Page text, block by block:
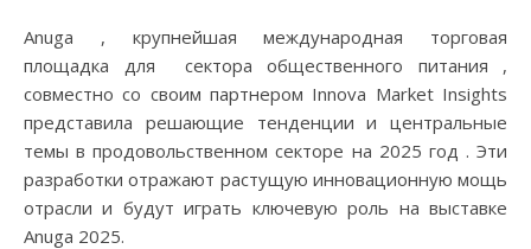
Anuga , крупнейшая международная торговая
площадка для сектора общественного питания ,
совместно со своим партнером Innova Market Insights
представила решающие тенденции и центральные
темы в продовольственном секторе на 2025 год . Эти
разработки отражают растущую инновационную мощь
отрасли и будут играть ключевую роль на выставке
Anuga 2025.